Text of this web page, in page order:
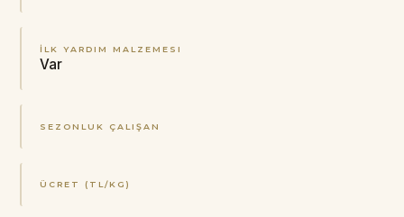
İLK YARDIM MALZEMESI
Var
SEZONLUK ÇALIŞAN
ÜCRET (TL/KG)